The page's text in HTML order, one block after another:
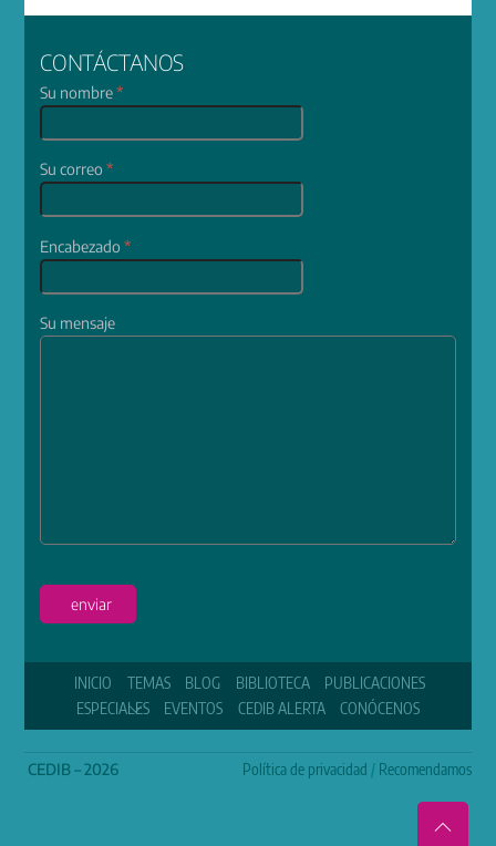
CONTÁCTANOS
Su nombre*
Su correo*
Encabezado*
Su mensaje
enviar
INICIO TEMAS BLOG BIBLIOTECA
PUBLICACIONES
ESPECIALES
EVENTOS CEDIB ALERTA CONÓCENOS
CEDIB – 2026 Política de privacidad / Recomendamos